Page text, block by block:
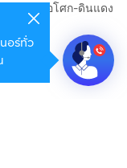
อร์ทั่ว
22 ถนนอโศก-ดินแดง